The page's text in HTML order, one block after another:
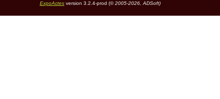
ExpoActesversion 3.2.4-prod (©2005-2026, ADSoft)